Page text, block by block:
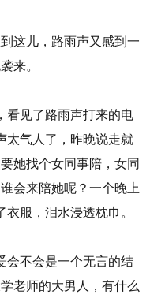
这儿，路雨声又感到一
来。
看见了路雨声打来的电
太气人了，昨晚说走就
她找个女同事陪，女同
会来陪她呢？一个晚上
服，泪水浸透枕巾。
会不会是一个无言的结
老师的大男人，有什么